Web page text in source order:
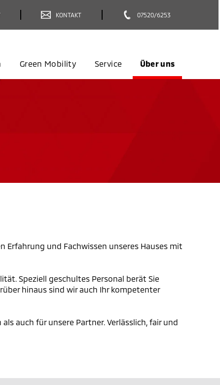
KONTAKT 07520/6253
Green Mobility Service Über uns
Erfahrung und Fachwissen unseres Hauses mit
Speziell geschultes Personal berät Sie
hinaus sind wir auch Ihr kompetenter
auch für unsere Partner. Verlässlich, fair und